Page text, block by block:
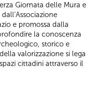
Giornata delle Mura e
e promossa dalla
la conoscenza
storico e
valorizzazione si lega
cittadini attraverso il